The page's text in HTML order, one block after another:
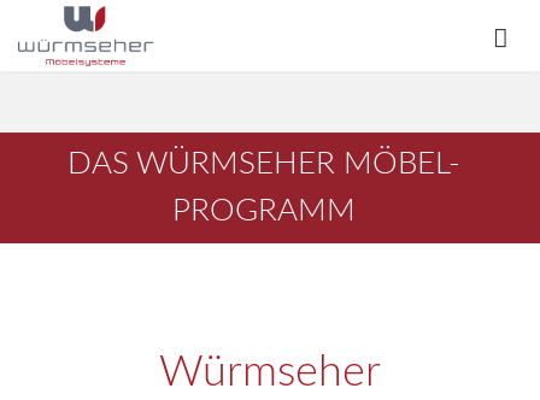
DAS WÜRMSEHER MÖBEL-
PROGRAMM
Würmseher